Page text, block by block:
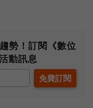
勢！訂閱《數位
動訊息